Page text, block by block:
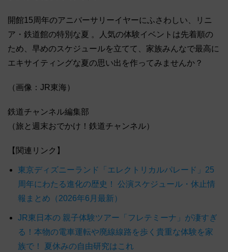
開館15周年のアニバーサリーイヤーにふさわしい、リニ
ア・鉄道館の特別な夏 。人気の体験イベントは先着順の
ため、早めのスケジュールを立てて、家族みんなで最高に
エキサイティングな夏の思い出を作ってみませんか？
（画像：JR東海）
鉄道チャンネル編集部
（旅と週末おでかけ！鉄道チャンネル）
【関連リンク】
東京ディズニーランド「エレクトリカルパレード」25
周年にわたる進化の歴史！ 公演スケジュール・休止情
報まとめ（2026年6月最新）
JR東日本の 親子体験ツアー「フレテミーナ」が凄すぎ
る！本物の電車運転や廃線線路を歩く貴重な体験を家
族で！ 夏休みの自由研究はこれ